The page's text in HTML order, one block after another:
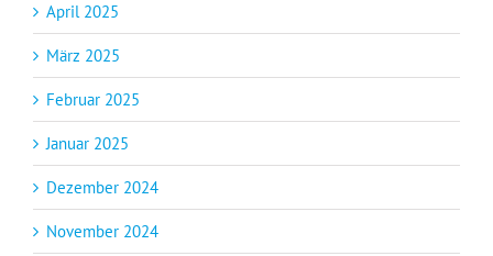
April 2025
März 2025
Februar 2025
Januar 2025
Dezember 2024
November 2024